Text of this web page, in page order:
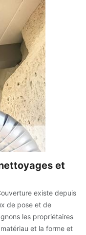
et
existe depuis
de pose et de
les propriétaires
et la forme et